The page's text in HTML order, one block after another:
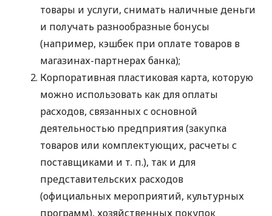
товары и услуги, снимать наличные деньги
и получать разнообразные бонусы
(например, кэшбек при оплате товаров в
магазинах-партнерах банка);
Корпоративная пластиковая карта, которую
можно использовать как для оплаты
расходов, связанных с основной
деятельностью предприятия (закупка
товаров или комплектующих, расчеты с
поставщиками и т. п.), так и для
представительских расходов
(официальных мероприятий, культурных
программ), хозяйственных покупок